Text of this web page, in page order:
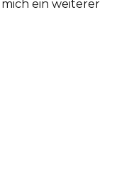
ein weiterer